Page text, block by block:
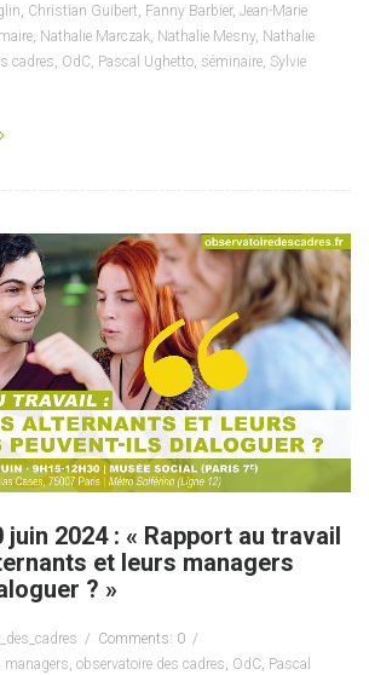
Christian Guibert Fanny Barbier, Jean-Marie
Nathalie Marczak Nathalie Mesny, Nathalie
cadres OdC Pascal Ughetto séminaire Sylvie
juin 2024 : « Rapport au travail
et leurs managers
? »
Comments: 0
managers, observatoire des cadres, OdC, Pascal